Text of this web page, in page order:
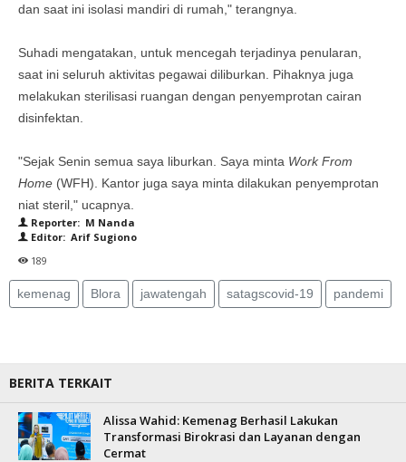
dan saat ini isolasi mandiri di rumah," terangnya.
Suhadi mengatakan, untuk mencegah terjadinya penularan,
saat ini seluruh aktivitas pegawai diliburkan. Pihaknya juga
melakukan sterilisasi ruangan dengan penyemprotan cairan
disinfektan.
"Sejak Senin semua saya liburkan. Saya minta Work From
Home (WFH). Kantor juga saya minta dilakukan penyemprotan
niat steril," ucapnya.
Reporter: M Nanda
Editor: Arif Sugiono
189
kemenag Blora jawatengah satagscovid-19 pandemi
BERITA TERKAIT
Alissa Wahid: Kemenag Berhasil Lakukan
Transformasi Birokrasi dan Layanan dengan
Cermat